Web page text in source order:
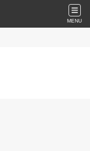
MENU